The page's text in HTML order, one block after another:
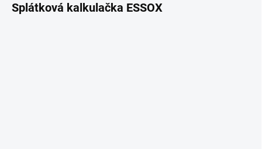
Splátková kalkulačka ESSOX